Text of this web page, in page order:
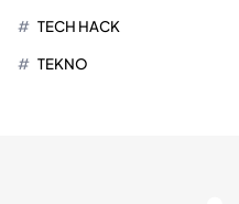
TECH HACK
TEKNO